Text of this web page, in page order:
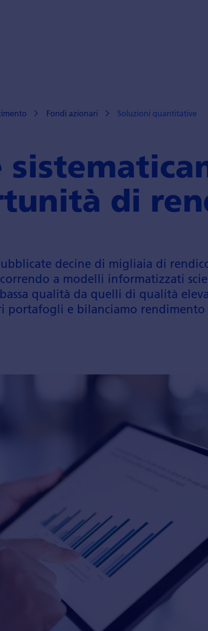
Fondi azionari Soluzioni quantitative
di
decine di migliaia di
a modelli informa­tizzati
qualità da quelli di qualità
porta­fogli e bilanciamo rendi­mento